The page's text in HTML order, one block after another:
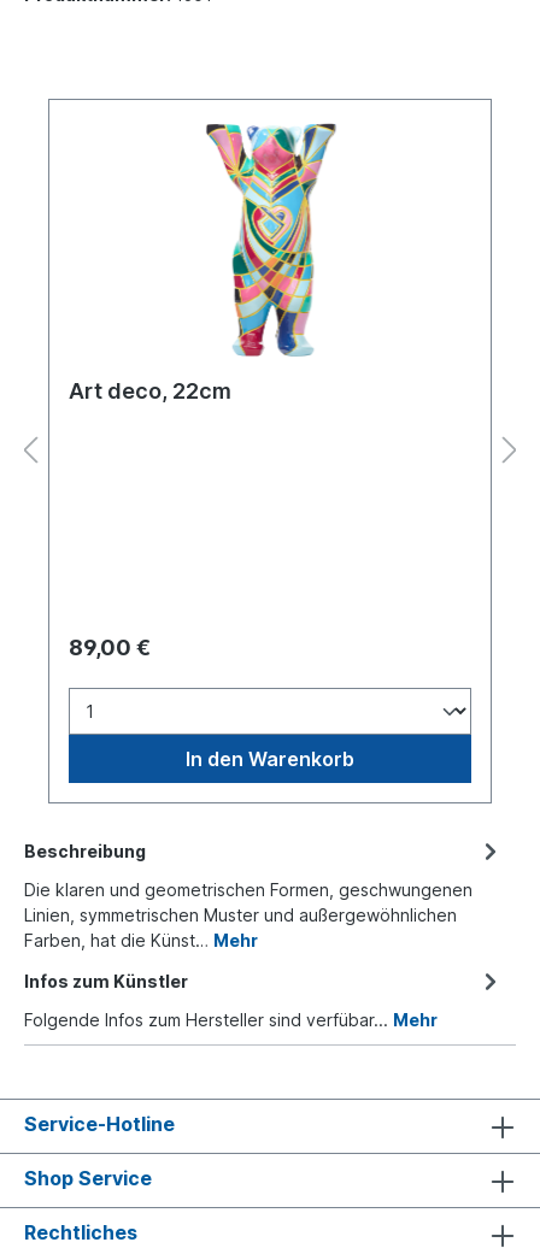
Art deco, 22cm
89,00 €
In den Warenkorb
Beschreibung
Die klaren und geometrischen Formen, geschwungenen
Linien, symmetrischen Muster und außergewöhnlichen
Farben, hat die Künst… Mehr
Infos zum Künstler
Folgende Infos zum Hersteller sind verfübar... Mehr
Service-Hotline
Shop Service
Rechtliches